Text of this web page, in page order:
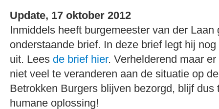
Update, 17 oktober 2012
Inmiddels heeft burgemeester van der Laan
onderstaande brief. In deze brief legt hij
uit. Lees de brief hier. Verhelderend maar
niet veel te veranderen aan de situatie op
Betrokken Burgers blijven bezorgd, blijf dus
humane oplossing!